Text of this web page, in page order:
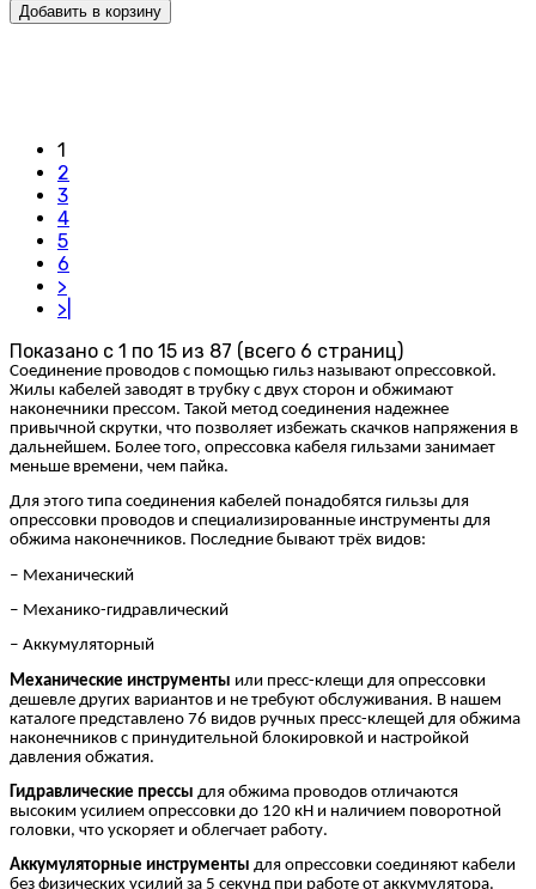
Добавить в корзину
1
2
3
4
5
6
>
>|
Показано с 1 по 15 из 87 (всего 6 страниц)
Соединение проводов с помощью гильз называют опрессовкой.
Жилы кабелей заводят в трубку с двух сторон и обжимают
наконечники прессом. Такой метод соединения надежнее
привычной скрутки, что позволяет избежать скачков напряжения в
дальнейшем. Более того, опрессовка кабеля гильзами занимает
меньше времени, чем пайка.
Для этого типа соединения кабелей понадобятся гильзы для
опрессовки проводов и специализированные инструменты для
обжима наконечников. Последние бывают трёх видов:
‒ Механический
‒ Механико-гидравлический
‒ Аккумуляторный
Механические инструменты или пресс-клещи для опрессовки
дешевле других вариантов и не требуют обслуживания. В нашем
каталоге представлено 76 видов ручных пресс-клещей для обжима
наконечников с принудительной блокировкой и настройкой
давления обжатия.
Гидравлические прессы для обжима проводов отличаются
высоким усилием опрессовки до 120 кН и наличием поворотной
головки, что ускоряет и облегчает работу.
Аккумуляторные инструменты для опрессовки соединяют кабели
без физических усилий за 5 секунд при работе от аккумулятора.